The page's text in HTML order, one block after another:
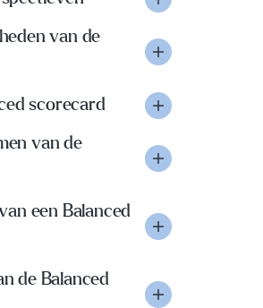
van de
scorecard
van de
een Balanced
de Balanced